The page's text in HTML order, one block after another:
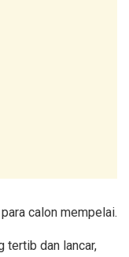
calon mempelai.
tertib dan lancar,